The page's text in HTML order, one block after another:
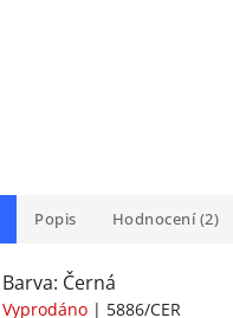
Popis Hodnocení (2)
Barva: Černá
Vyprodáno | 5886/CER